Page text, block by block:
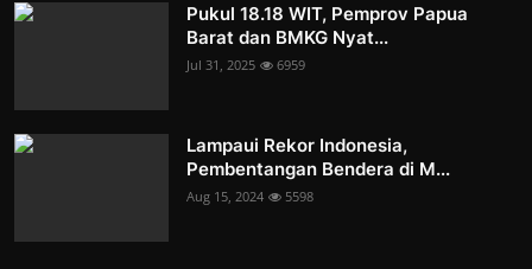
Pukul 18.18 WIT, Pemprov Papua
Barat dan BMKG Nyat...
Jul 31, 2025 6959
Lampaui Rekor Indonesia,
Pembentangan Bendera di M...
Aug 15, 2024 5598